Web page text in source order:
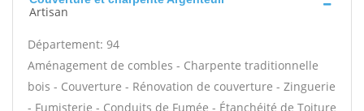
Artisan
Département: 94
Aménagement de combles - Charpente traditionnelle
bois - Couverture - Rénovation de couverture - Zinguerie
- Fumisterie - Conduits de Fumée - Étanchéité de Toiture